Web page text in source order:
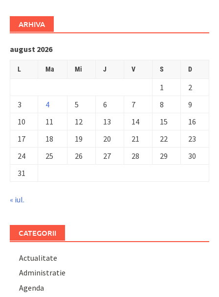
ARHIVA
august 2026
L Ma Mi J V S D
1
2
3
4 5 6 7 8
9
10
11 12 13 14 15
16
17
18 19 20 21 22
23
24
25 26 27 28 29
30
31
« iul.
CATEGORII
Actualitate
Administratie
Agenda